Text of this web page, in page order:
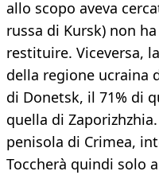
allo scopo aveva
russa di Kursk) non
restituire. Viceversa,
della regione ucraina
di Donetsk, il 71% di
quella di
penisola di Crimea,
Toccherà quindi solo